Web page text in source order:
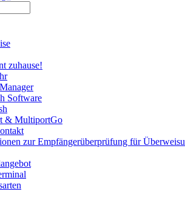
zuhause!
Software
& MultiportGo
zur Empfängerüberprüfung für